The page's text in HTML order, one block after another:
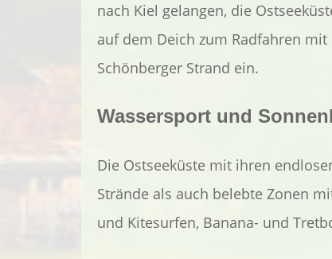
nach Kiel gelangen, die
auf dem Deich zum Radfahren
Schönberger Strand ein.
Wassersport und
Die Ostseeküste mit ihren
Strände als auch belebte Zonen
und Kitesurfen, Banana- und